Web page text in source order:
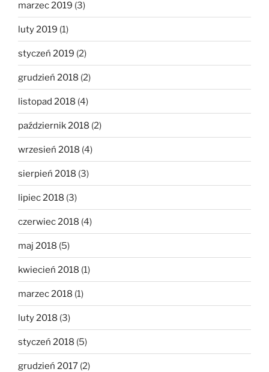
marzec 2019 (3)
luty 2019 (1)
styczeń 2019 (2)
grudzień 2018 (2)
listopad 2018 (4)
październik 2018 (2)
wrzesień 2018 (4)
sierpień 2018 (3)
lipiec 2018 (3)
czerwiec 2018 (4)
maj 2018 (5)
kwiecień 2018 (1)
marzec 2018 (1)
luty 2018 (3)
styczeń 2018 (5)
grudzień 2017 (2)